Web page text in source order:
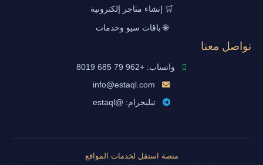
🛒 إنشاء متاجر إلكترونية
🌐 باقات سيو وخدمات
تواصل معنا
واتساب: +962 79 685 8019
info@estaql.com
تيليجرام: @estaql
منصة استقل لخدمات المواقع